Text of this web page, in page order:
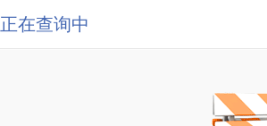
正在查询中